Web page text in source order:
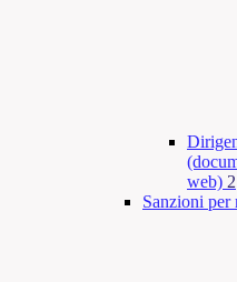
web) 2
Sanzioni per